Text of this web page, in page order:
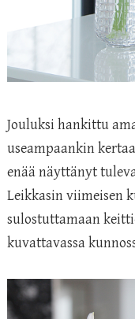
Jouluksi hankittu
useampaankin
enää näyttänyt
Leikkasin viimeisen
sulostuttamaan
kuvattavassa